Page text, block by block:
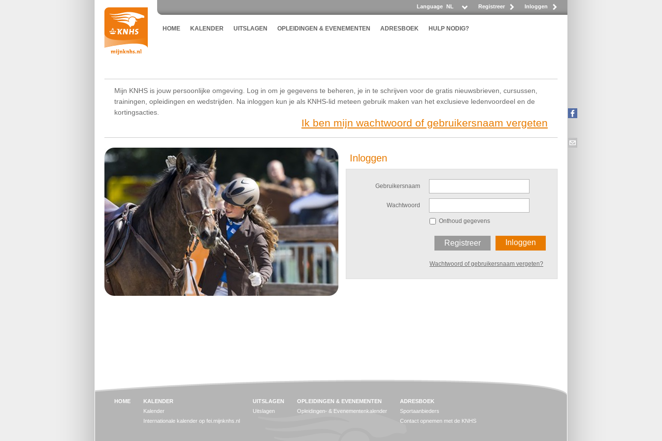
Registreer Inloggen
Language NL
HOME KALENDER UITSLAGEN OPLEIDINGEN & EVENEMENTEN ADRESBOEK HULP NODIG?
Mijn KNHS is jouw persoonlijke omgeving. Log in om je gegevens te beheren, je in te schrijven voor de gratis nieuwsbrieven, cursussen,
trainingen, opleidingen en wedstrijden. Na inloggen kun je als KNHS-lid meteen gebruik maken van het exclusieve ledenvoordeel en de
kortingsacties.
Ik ben mijn wachtwoord of gebruikersnaam vergeten
Inloggen
Gebruikersnaam
Wachtwoord
Onthoud gegevens
Inloggen
Registreer
Wachtwoord of gebruikersnaam vergeten?
HOME
KALENDER
Kalender
Internationale kalender op fei.mijnknhs.nl
UITSLAGEN
Uitslagen
OPLEIDINGEN & EVENEMENTEN
Opleidingen- & Evenementenkalender
ADRESBOEK
Sportaanbieders
Contact opnemen met de KNHS